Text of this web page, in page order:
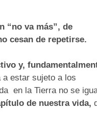
“no va más”, de
cesan de repetirse.
y,
estar sujeto a los
en la Tierra no se
de nuestra vida,